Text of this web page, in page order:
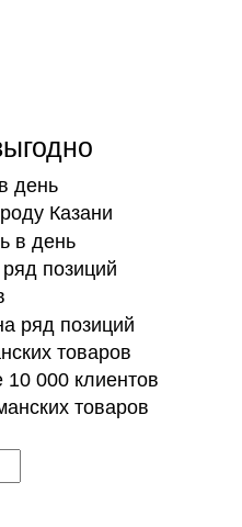
день
Казани
позиций
товаров
000 клиентов